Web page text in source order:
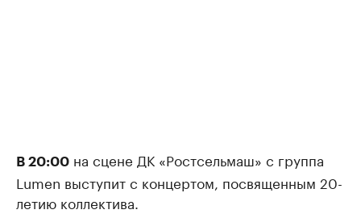
В 20:00 на сцене ДК «Ростсельмаш» с группа
Lumen выступит с концертом, посвященным 20-
летию коллектива.